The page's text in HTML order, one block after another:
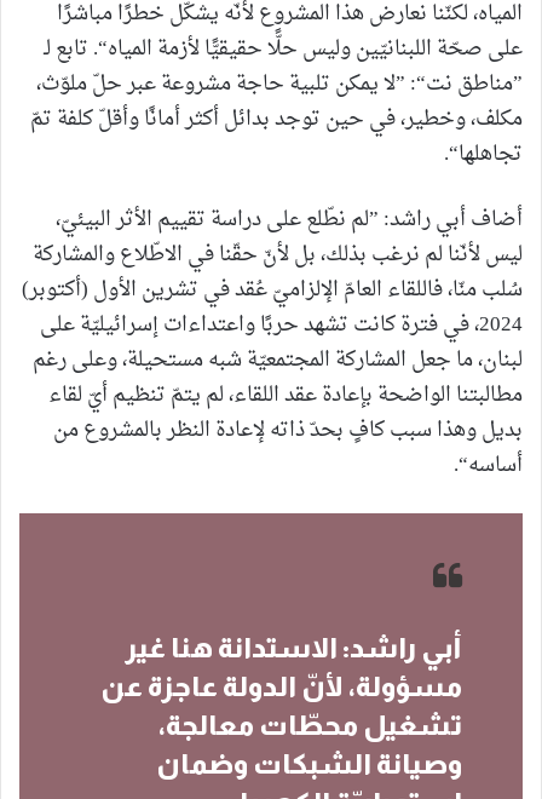
المياه، لكنّنا نعارض هذا المشروع لأنّه يشكّل خطرًا مباشرًا
على صحّة اللبنانيّين وليس حلًّا حقيقيًّا لأزمة المياه“. تابع لـ
”مناطق نت“: ”لا يمكن تلبية حاجة مشروعة عبر حلّ ملوّث،
مكلف، وخطير، في حين توجد بدائل أكثر أمانًا وأقلّ كلفة تمّ
تجاهلها“.
أضاف أبي راشد: ”لم نطّلع على دراسة تقييم الأثر البيئيّ،
ليس لأنّنا لم نرغب بذلك، بل لأنّ حقّنا في الاطّلاع والمشاركة
سُلب منّا، فاللقاء العامّ الإلزاميّ عُقد في تشرين الأول (أكتوبر)
2024، في فترة كانت تشهد حربًا واعتداءات إسرائيليّة على
لبنان، ما جعل المشاركة المجتمعيّة شبه مستحيلة، وعلى رغم
مطالبتنا الواضحة بإعادة عقد اللقاء، لم يتمّ تنظيم أيّ لقاء
بديل وهذا سبب كافٍ بحدّ ذاته لإعادة النظر بالمشروع من
أساسه“.
أبي راشد: الاستدانة هنا غير
مسؤولة، لأنّ الدولة عاجزة عن
تشغيل محطّات معالجة،
وصيانة الشبكات وضمان